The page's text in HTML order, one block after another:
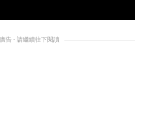
廣告 - 請繼續往下閱讀